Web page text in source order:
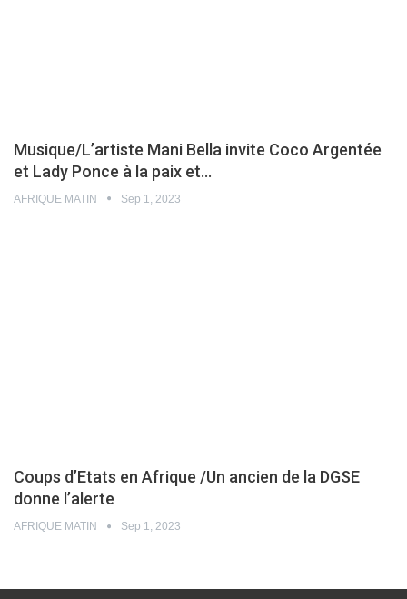
Musique/L’artiste Mani Bella invite Coco Argentée
et Lady Ponce à la paix et…
AFRIQUE MATIN Sep 1, 2023
Coups d’Etats en Afrique /Un ancien de la DGSE
donne l’alerte
AFRIQUE MATIN Sep 1, 2023